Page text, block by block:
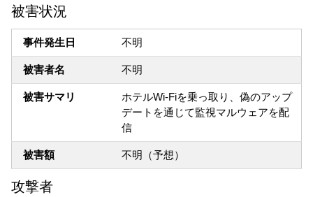
被害状況
事件発生日 不明
被害者名 不明
被害サマリ
ホテルWi-Fiを乗っ取り、偽のアップ
デートを通じて監視マルウェアを配
信
被害額 不明（予想）
攻撃者